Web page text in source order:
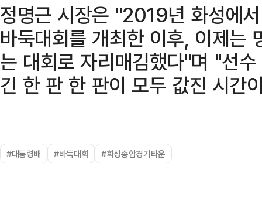
정명근 시장은 "2019년 화성에
바둑대회를 개최한 이후, 이제는
는 대회로 자리매김했다"며 "선
긴 한 판 한 판이 모두 값진 시간
#대통령배 #바둑대회 #화성종합경기타운